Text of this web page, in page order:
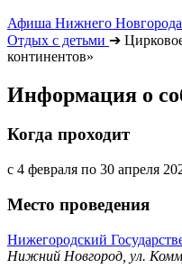
Афиша Нижнего Новгорода
Отдых с детьми ➔
континентов»
Информация о
Когда проходит
с 4 февраля по 30 апреля
Место проведения
Нижегородский
Нижний Новгород, ул.